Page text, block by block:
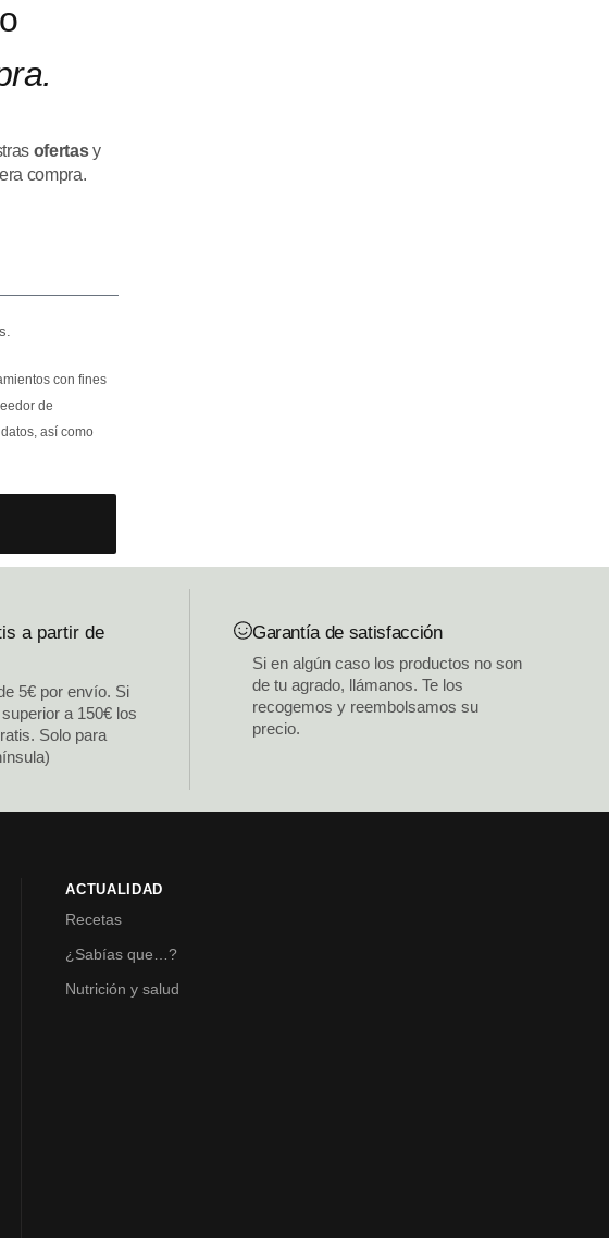
ofertasy
compra.
con fines
de
así como
a partir de
5€ por envío. Si
a 150€ los
Solo para
Garantía de satisfacción
Si en algún caso los productos no son
de tu agrado, llámanos. Te los
recogemos y reembolsamos su
precio.
ACTUALIDAD
Recetas
¿Sabías que…?
Nutrición y salud